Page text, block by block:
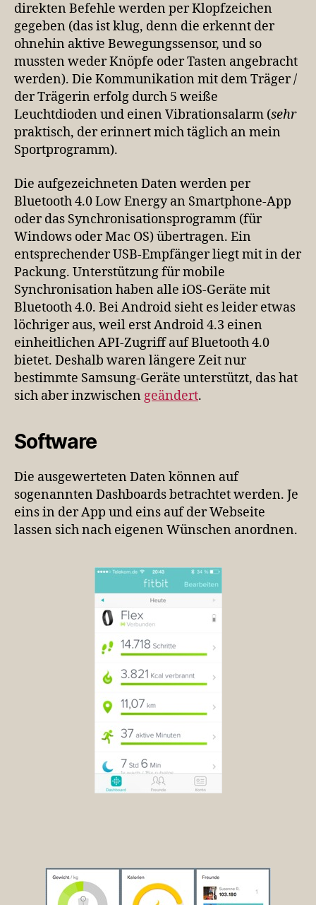
direkten Befehle werden per Klopfzeichen
gegeben (das ist klug, denn die erkennt der
ohnehin aktive Bewegungssensor, und so
mussten weder Knöpfe oder Tasten angebracht
werden). Die Kommunikation mit dem Träger /
der Trägerin erfolg durch 5 weiße
Leuchtdioden und einen Vibrationsalarm (sehr
praktisch, der erinnert mich täglich an mein
Sportprogramm).
Die aufgezeichneten Daten werden per
Bluetooth 4.0 Low Energy an Smartphone-App
oder das Synchronisationsprogramm (für
Windows oder Mac OS) übertragen. Ein
entsprechender USB-Empfänger liegt mit in der
Packung. Unterstützung für mobile
Synchronisation haben alle iOS-Geräte mit
Bluetooth 4.0. Bei Android sieht es leider etwas
löchriger aus, weil erst Android 4.3 einen
einheitlichen API-Zugriff auf Bluetooth 4.0
bietet. Deshalb waren längere Zeit nur
bestimmte Samsung-Geräte unterstützt, das hat
sich aber inzwischen geändert.
Software
Die ausgewerteten Daten können auf
sogenannten Dashboards betrachtet werden. Je
eins in der App und eins auf der Webseite
lassen sich nach eigenen Wünschen anordnen.